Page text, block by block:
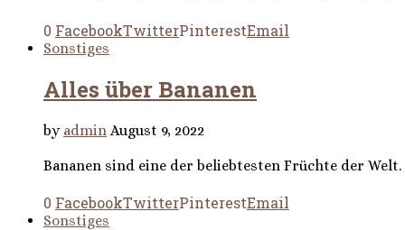
0 FacebookTwitterPinterestEmail
Sonstiges
Alles über Bananen
by admin August 9, 2022
Bananen sind eine der beliebtesten Früchte der
0 FacebookTwitterPinterestEmail
Sonstiges